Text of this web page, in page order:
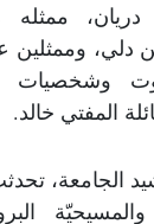
ممثله
وممثلين
وشخصيات
المفتي خالد.
الجامعة،